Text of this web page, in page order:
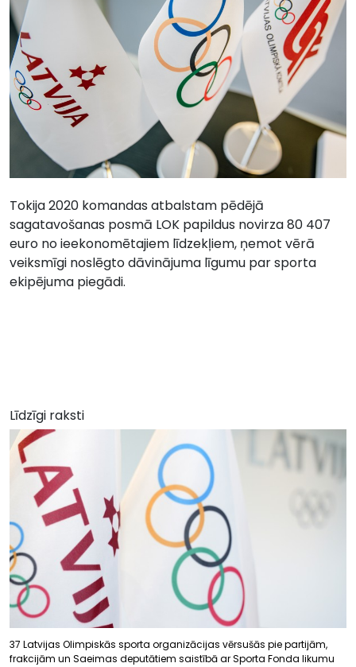
Tokija 2020 komandas atbalstam pēdējā
sagatavošanas posmā LOK papildus novirza 80 407
euro no ieekonomētajiem līdzekļiem, ņemot vērā
veiksmīgi noslēgto dāvinājuma līgumu par sporta
ekipējuma piegādi.
Līdzīgi raksti
37 Latvijas Olimpiskās sporta organizācijas vērsušās pie partijām,
frakcijām un Saeimas deputātiem saistībā ar Sporta Fonda likumu